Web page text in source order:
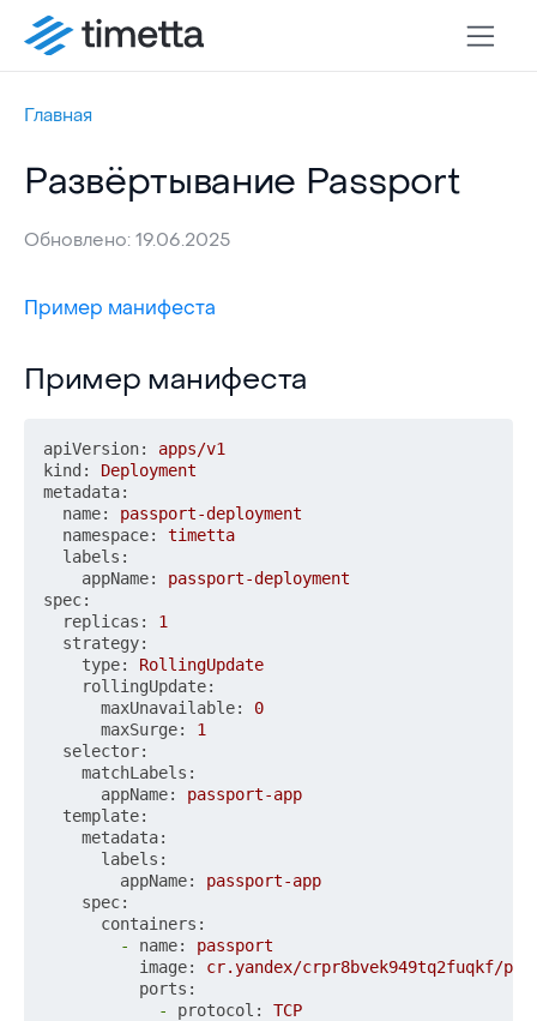
Главная
Развёртывание Passport
Обновлено: 19.06.2025
Пример манифеста
Пример манифеста
Пример манифеста
apiVersion:
apps/v1
kind:
Deployment
metadata:
name:
passport-deployment
namespace:
timetta
labels:
appName:
passport-deployment
spec:
replicas:
1
strategy:
type:
RollingUpdate
rollingUpdate:
maxUnavailable:
0
maxSurge:
1
selector:
matchLabels:
appName:
passport-app
template:
metadata:
labels:
appName:
passport-app
spec:
containers:
-
name:
passport
image:
cr.yandex/crpr8bvek949tq2fuqkf/
ports:
-
protocol:
TCP